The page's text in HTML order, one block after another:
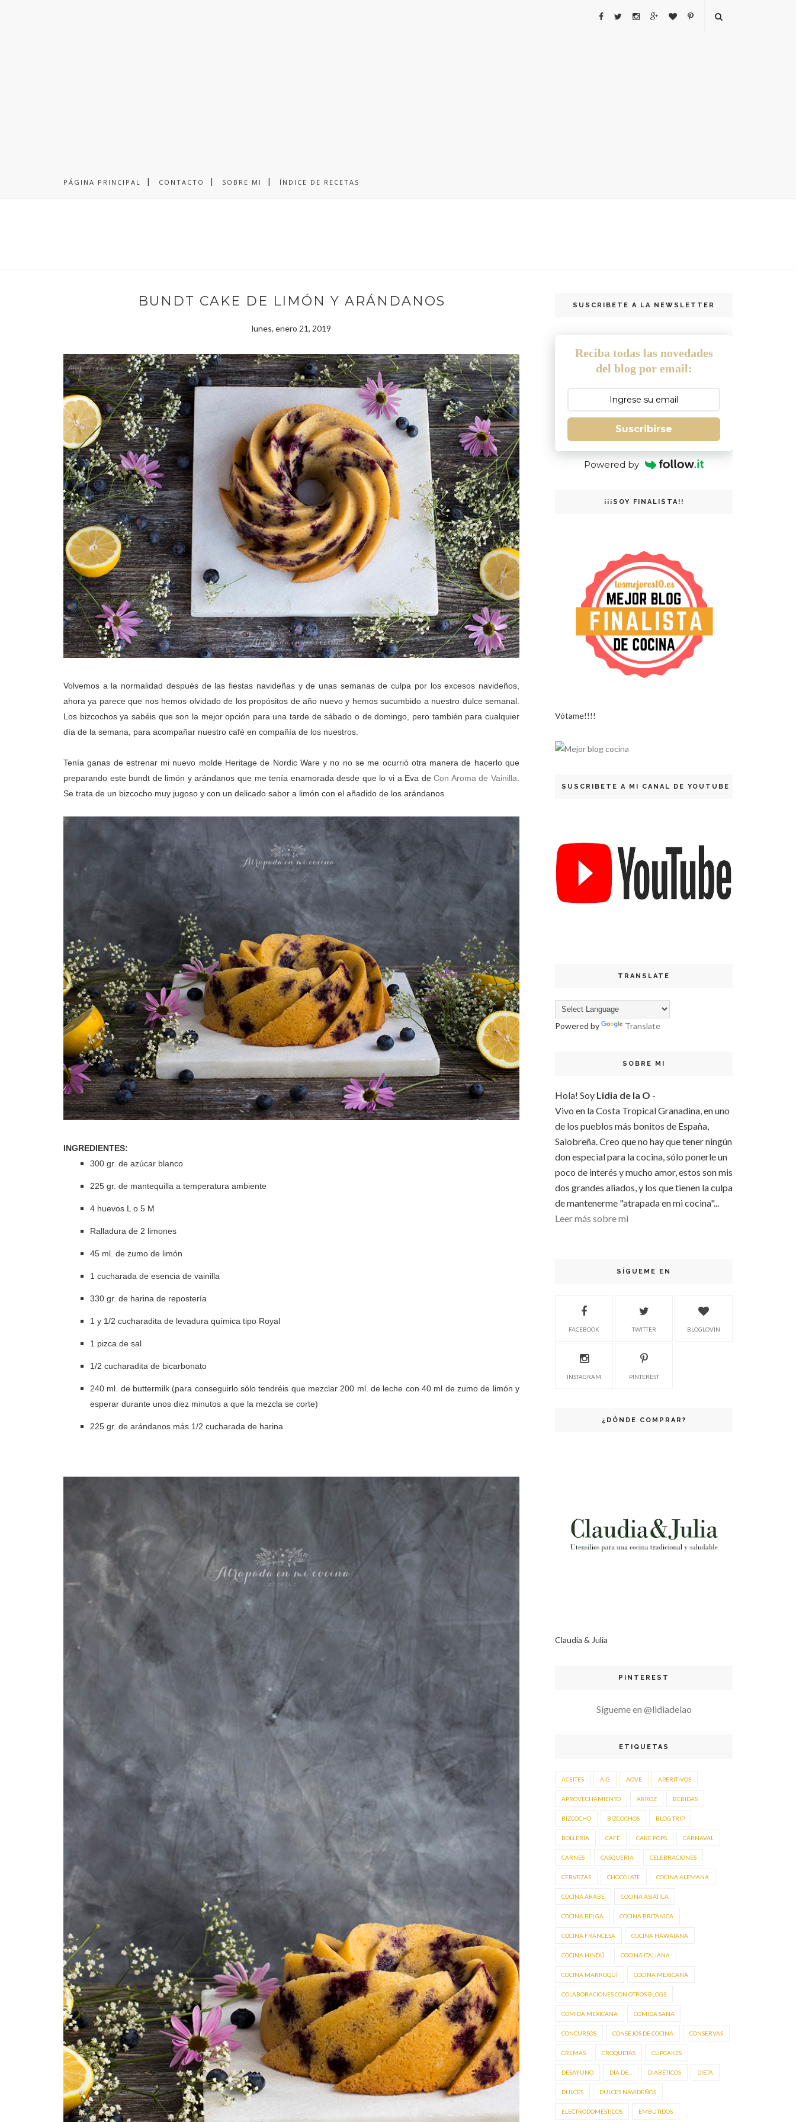
PÁGINA PRINCIPAL CONTACTO SOBRE MI ÍNDICE DE RECETAS
BUNDT CAKE DE LIMÓN Y ARÁNDANOS
lunes, enero 21, 2019
Volvemos a la normalidad después de las fiestas navideñas y de unas semanas de culpa por los excesos navideños,
ahora ya parece que nos hemos olvidado de los propósitos de año nuevo y hemos sucumbido a nuestro dulce semanal.
Los bizcochos ya sabéis que son la mejor opción para una tarde de sábado o de domingo, pero también para cualquier
día de la semana, para acompañar nuestro café en compañía de los nuestros.
Tenía ganas de estrenar mi nuevo molde Heritage de Nordic Ware y no no se me ocurrió otra manera de hacerlo que
preparando este bundt de limón y arándanos que me tenía enamorada desde que lo vi a Eva deCon Aroma de Vainilla
Se trata de un bizcocho muy jugoso y con un delicado sabor a limón con el añadido de los arándanos.
INGREDIENTES:
300 gr. de azúcar blanco
225 gr. de mantequilla a temperatura ambiente
4 huevos L o 5 M
Ralladura de 2 limones
45 ml. de zumo de limón
1 cucharada de esencia de vainilla
330 gr. de harina de repostería
1 y 1/2 cucharadita de levadura química tipo Royal
1 pizca de sal
1/2 cucharadita de bicarbonato
240 ml. de buttermilk (para conseguirlo sólo tendréis que mezclar 200 ml. de leche con 40 ml de zumo de limón y
esperar durante unos diez minutos a que la mezcla se corte)
225 gr. de arándanos más 1/2 cucharada de harina
SUSCRIBETE A LA NEWSLETTER
Reciba todas las novedades
del blog por email:
Suscribirse
Powered by
¡¡¡SOY FINALISTA!!
Vótame!!!!
SUSCRIBETE A MI CANAL DE YOUTUBE
TRANSLATE
Powered by Translate
SOBRE MI
Hola! Soy Lidia de la O -
Vivo en la Costa Tropical Granadina, en uno
de los pueblos más bonitos de España,
Salobreña. Creo que no hay que tener ningún
don especial para la cocina, sólo ponerle un
poco de interés y mucho amor, estos son mis
dos grandes aliados, y los que tienen la culpa
de mantenerme "atrapada en mi cocina"...
Leer más sobre mi
SÍGUEME EN
FACEBOOK TWITTER BLOGLOVIN
INSTAGRAM PINTEREST
¿DÓNDE COMPRAR?
Claudia & Julia
PINTEREST
Sígueme en @lidiadelao
ETIQUETAS
ACEITES AIG AOVE APERITIVOS
APROVECHAMIENTO ARROZ BEBIDAS
BIZCOCHO BIZCOCHOS BLOG TRIP
BOLLERÍA CAFÉ CAKE POPS CARNAVAL
CARNES CASQUERÍA CELEBRACIONES
CERVEZAS CHOCOLATE COCINA ALEMANA
COCINA ÁRABE COCINA ASIÁTICA
COCINA BELGA COCINA BRITÁNICA
COCINA FRANCESA COCINA HAWAIANA
COCINA HINDÚ COCINA ITALIANA
COCINA MARROQUÍ COCINA MEXICANA
COLABORACIONES CON OTROS BLOGS
COMIDA MEXICANA COMIDA SANA
CONCURSOS CONSEJOS DE COCINA CONSERVAS
CREMAS CROQUETAS CUPCAKES
DESAYUNO DÍA DE... DIABÉTICOS DIETA
DULCES DULCES NAVIDEÑOS
ELECTRODOMÉSTICOS EMBUTIDOS